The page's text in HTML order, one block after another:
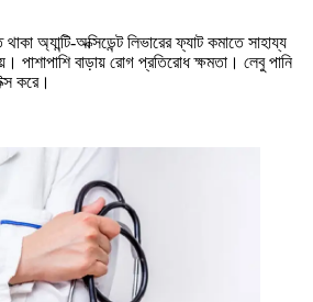
অ্যান্টি-অক্সিডেন্ট লিভারের ফ্যাট কমাতে সাহায্য
বাড়ায় রোগ প্রতিরোধ ক্ষমতা। লেবু পানি
করে।